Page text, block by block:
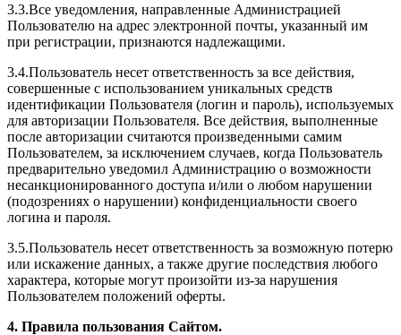
3.3.Все уведомления, направленные Администрацией
Пользователю на адрес электронной почты, указанный им
при регистрации, признаются надлежащими.
3.4.Пользователь несет ответственность за все действия,
совершенные с использованием уникальных средств
идентификации Пользователя (логин и пароль), используемых
для авторизации Пользователя. Все действия, выполненные
после авторизации считаются произведенными самим
Пользователем, за исключением случаев, когда Пользователь
предварительно уведомил Администрацию о возможности
несанкционированного доступа и/или о любом нарушении
(подозрениях о нарушении) конфиденциальности своего
логина и пароля.
3.5.Пользователь несет ответственность за возможную потерю
или искажение данных, а также другие последствия любого
характера, которые могут произойти из-за нарушения
Пользователем положений оферты.
4. Правила пользования Сайтом.